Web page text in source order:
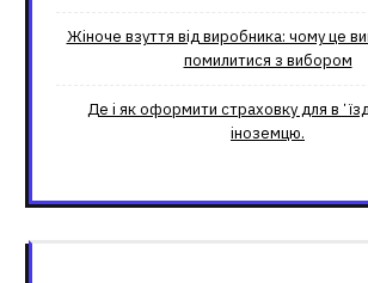
Жіноче взуття від виробника: чому це
помилитися з вибором
Де і як оформити страховку для
іноземцю.